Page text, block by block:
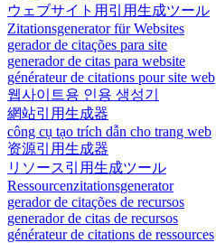
ウェブサイト用引用生成ツール
Zitationsgenerator für Websites
gerador de citações para site
generador de citas para website
générateur de citations pour site web
웹사이트용 인용 생성기
網站引用生成器
công cụ tạo trích dẫn cho trang web
资源引用生成器
リソース引用生成ツール
Ressourcenzitationsgenerator
gerador de citações de recursos
generador de citas de recursos
générateur de citations de ressources